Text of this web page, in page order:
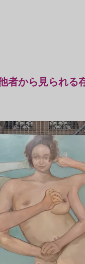
者から見られる